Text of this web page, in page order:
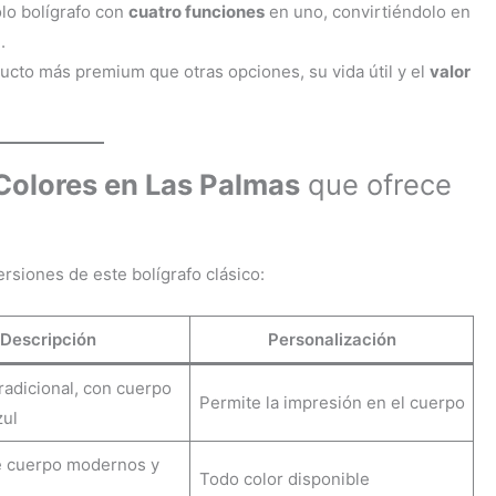
bolígrafo con cuatro funciones en uno, convirtiéndolo en
más premium que otras opciones, su vida útil y el valor
en Las Palmas que ofrece
de este bolígrafo clásico:
Descripción Personalización
con cuerpo
Permite la impresión en el cuerpo
cuerpo modernos y
Todo color disponible